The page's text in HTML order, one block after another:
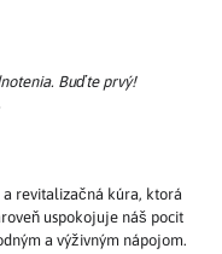
Buďte prvý!
a revitalizačná kúra, ktorá
uspokojuje náš pocit
a výživným nápojom.